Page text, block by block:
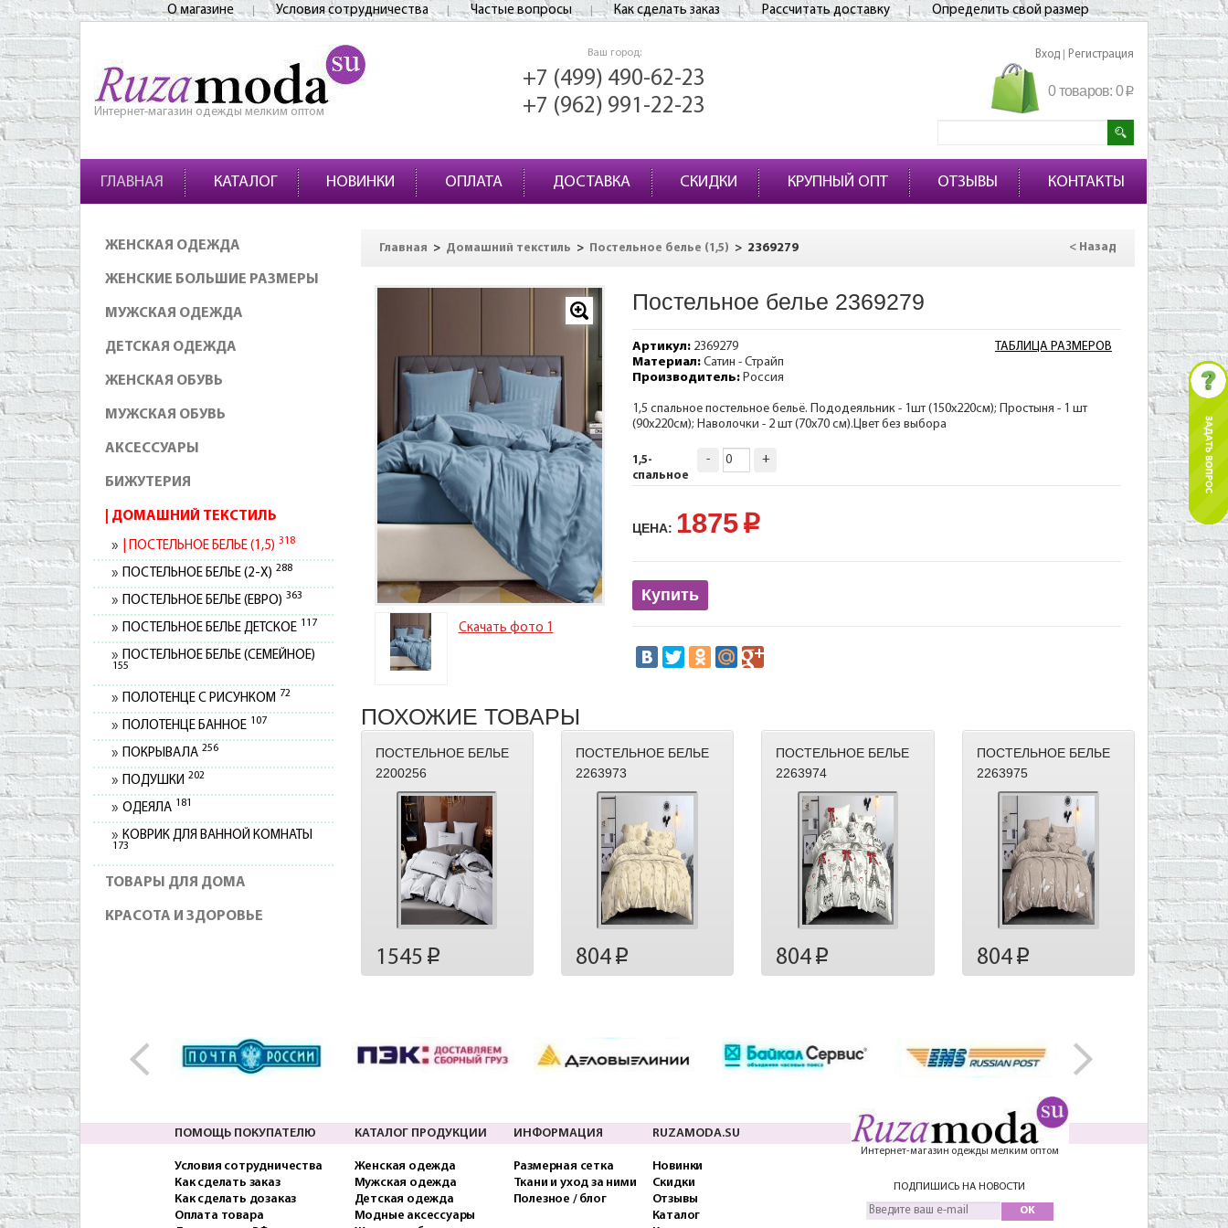
О магазине Условия сотрудничества Частые вопросы Как сделать заказ Рассчитать доставку Определить свой размер
Интернет-магазин одежды мелким оптом
Ваш город:
+7 (499) 490-62-23
+7 (962) 991-22-23
Вход Регистрация
0 товаров: 0p
ГЛАВНАЯ КАТАЛОГ НОВИНКИ ОПЛАТА ДОСТАВКА СКИДКИ КРУПНЫЙ ОПТ ОТЗЫВЫ КОНТАКТЫ
ЖЕНСКАЯ ОДЕЖДА
ЖЕНСКИЕ БОЛЬШИЕ РАЗМЕРЫ
МУЖСКАЯ ОДЕЖДА
ДЕТСКАЯ ОДЕЖДА
ЖЕНСКАЯ ОБУВЬ
МУЖСКАЯ ОБУВЬ
АКСЕССУАРЫ
БИЖУТЕРИЯ
ДОМАШНИЙ ТЕКСТИЛЬ
ПОСТЕЛЬНОЕ БЕЛЬЕ (1,5) 318
ПОСТЕЛЬНОЕ БЕЛЬЕ (2-Х) 288
ПОСТЕЛЬНОЕ БЕЛЬЕ (ЕВРО) 363
ПОСТЕЛЬНОЕ БЕЛЬЕ ДЕТСКОЕ 117
ПОСТЕЛЬНОЕ БЕЛЬЕ (СЕМЕЙНОЕ)
155
ПОЛОТЕНЦЕ С РИСУНКОМ 72
ПОЛОТЕНЦЕ БАННОЕ 107
ПОКРЫВАЛА 256
ПОДУШКИ 202
ОДЕЯЛА 181
КОВРИК ДЛЯ ВАННОЙ КОМНАТЫ
173
ТОВАРЫ ДЛЯ ДОМА
КРАСОТА И ЗДОРОВЬЕ
Главная > Домашний текстиль > Постельное белье (1,5) > 2369279 < Назад
Скачать фото 1
Постельное белье 2369279
ТАБЛИЦА РАЗМЕРОВ
Артикул:2369279
Материал:Сатин - Страйп
Производитель:Россия
1,5 спальное постельное бельё. Пододеяльник - 1шт (150х220см); Простыня - 1 шт
(90х220см); Наволочки - 2 шт (70х70 см).Цвет без выбора
1,5-
спальное
- +
ЦЕНА: 1875p
Купить
ПОХОЖИЕ ТОВАРЫ
ПОСТЕЛЬНОЕ БЕЛЬЕ
2200256
1545 p
ПОСТЕЛЬНОЕ БЕЛЬЕ
2263973
804p
ПОСТЕЛЬНОЕ БЕЛЬЕ
2263974
804 p
ПОСТЕЛЬНОЕ БЕЛЬЕ
2263975
804p
ПОМОЩЬ ПОКУПАТЕЛЮ
Условия сотрудничества
Как сделать заказ
Как сделать дозаказ
Оплата товара
КАТАЛОГ ПРОДУКЦИИ
Женская одежда
Мужская одежда
Детская одежда
Модные аксессуары
ИНФОРМАЦИЯ
Размерная сетка
Ткани и уход за ними
Полезное / блог
RUZAMODA.SU
Новинки
Скидки
Отзывы
Каталог
Интернет-магазин одежды мелким оптом
ПОДПИШИСЬ НА НОВОСТИ
OK